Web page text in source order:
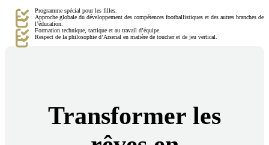
Programme spécial pour les filles.
Approche globale du développement des compétences footballistiques et des autres branches de
l’éducation.
Formation technique, tactique et au travail d’équipe.
Respect de la philosophie d’Arsenal en matière de toucher et de jeu vertical.
Transformer les